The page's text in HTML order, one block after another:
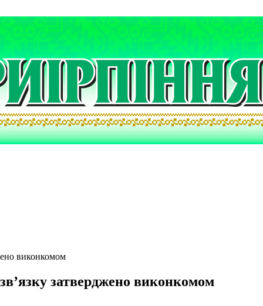
виконкомом
затверджено виконкомом